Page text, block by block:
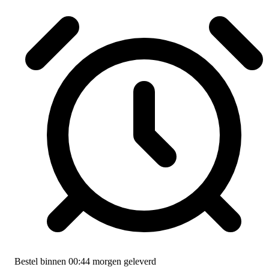
Bestel binnen 00:44 morgen geleverd